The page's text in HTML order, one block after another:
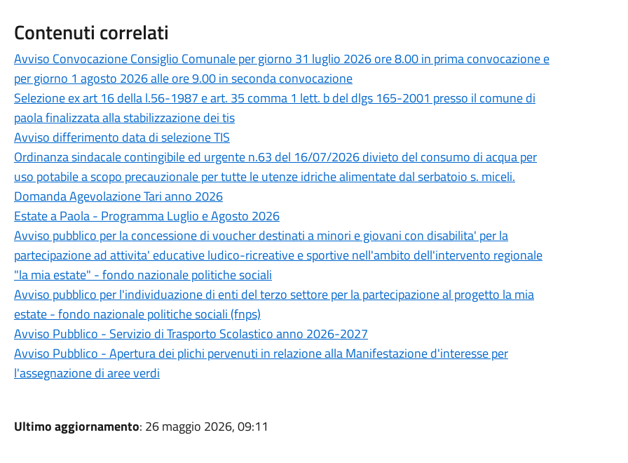
Contenuti correlati
Avviso Convocazione Consiglio Comunale per giorno 31 luglio 2026 ore 8.00 in prima convocazione e
per giorno 1 agosto 2026 alle ore 9.00 in seconda convocazione
Selezione ex art 16 della l.56-1987 e art. 35 comma 1 lett. b del dlgs 165-2001 presso il comune di
paola finalizzata alla stabilizzazione dei tis
Avviso differimento data di selezione TIS
Ordinanza sindacale contingibile ed urgente n.63 del 16/07/2026 divieto del consumo di acqua per
uso potabile a scopo precauzionale per tutte le utenze idriche alimentate dal serbatoio s. miceli.
Domanda Agevolazione Tari anno 2026
Estate a Paola - Programma Luglio e Agosto 2026
Avviso pubblico per la concessione di voucher destinati a minori e giovani con disabilita' per la
partecipazione ad attivita' educative ludico-ricreative e sportive nell'ambito dell'intervento regionale
"la mia estate" - fondo nazionale politiche sociali
Avviso pubblico per l'individuazione di enti del terzo settore per la partecipazione al progetto la mia
estate - fondo nazionale politiche sociali (fnps)
Avviso Pubblico - Servizio di Trasporto Scolastico anno 2026-2027
Avviso Pubblico - Apertura dei plichi pervenuti in relazione alla Manifestazione d'interesse per
l'assegnazione di aree verdi
Ultimo aggiornamento: 26 maggio 2026, 09:11